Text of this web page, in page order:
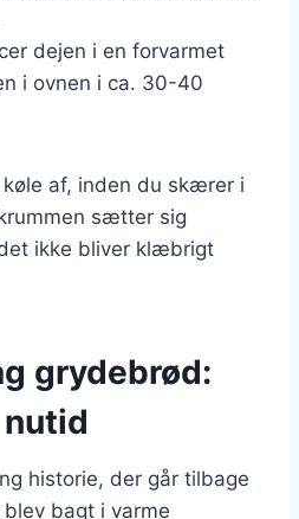
dejen i en forvarmet
i ovnen i ca. 30-40
af, inden du skærer i
sætter sig
ikke bliver klæbrigt
grydebrød:
historie, der går tilbage
bagt i varme